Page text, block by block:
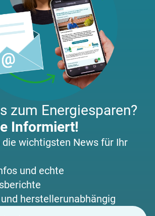
zum Energiesparen?
Informiert!
wichtigsten News für Ihr
und echte
herstellerunabhängig